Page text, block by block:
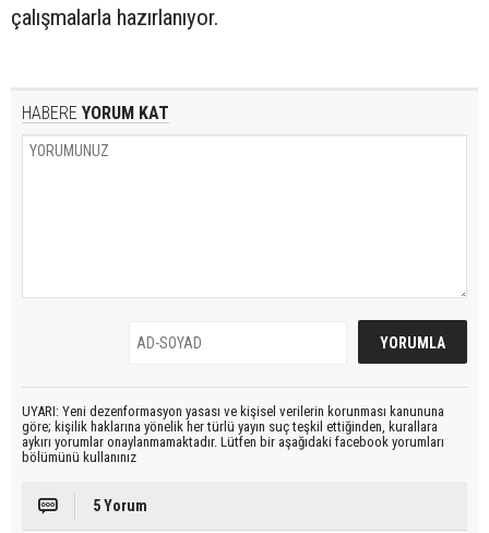
çalışmalarla hazırlanıyor.
HABERE YORUM KAT
UYARI: Yeni dezenformasyon yasası ve kişisel verilerin korunması kanununa
göre; kişilik haklarına yönelik her türlü yayın suç teşkil ettiğinden, kurallara
aykırı yorumlar onaylanmamaktadır. Lütfen bir aşağıdaki facebook yorumları
bölümünü kullanınız
5 Yorum